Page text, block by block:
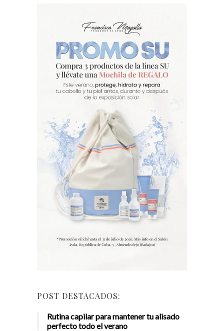
POST DESTACADOS:
Rutina capilar para mantener tu alisado
perfecto todo el verano